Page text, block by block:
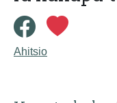
Ahitsio